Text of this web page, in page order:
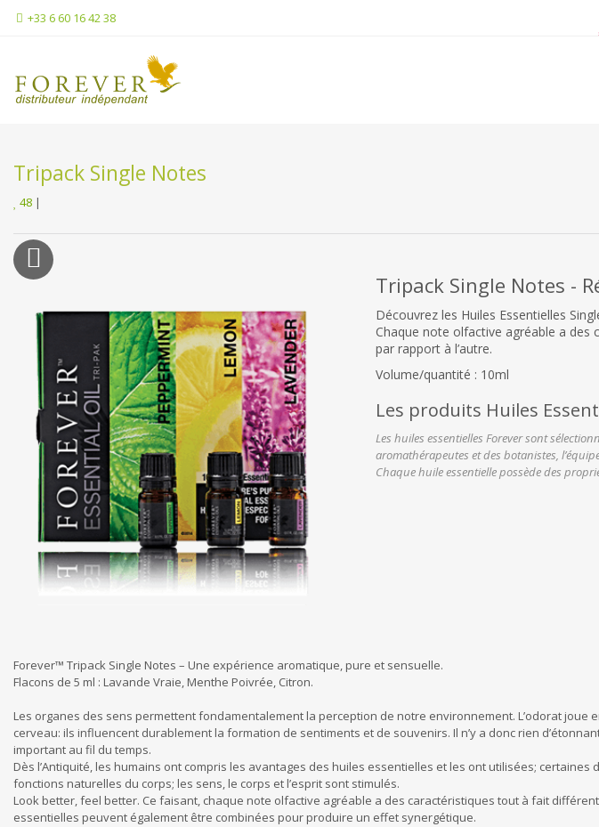
+33 6 60 16 42 38
Tripack Single Notes
48 |
Tripack Single Notes -
Découvrez les Huiles Essentielles
Chaque note olfactive agréable a des
par rapport à l’autre.
Volume/quantité : 10ml
Les produits Huiles
Les huiles essentielles Forever sont
aromathérapeutes et des botanistes,
Chaque huile essentielle possède des
Forever™ Tripack Single Notes – Une expérience aromatique, pure et sensuelle.
Flacons de 5 ml : Lavande Vraie, Menthe Poivrée, Citron.
Les organes des sens permettent fondamentalement la perception de notre environnement. L’odorat
cerveau: ils influencent durablement la formation de sentiments et de souvenirs. Il n’y a donc rien
important au fil du temps.
Dès l’Antiquité, les humains ont compris les avantages des huiles essentielles et les ont utilisées;
fonctions naturelles du corps; les sens, le corps et l’esprit sont stimulés.
Look better, feel better. Ce faisant, chaque note olfactive agréable a des caractéristiques tout à fait
essentielles peuvent également être combinées pour produire un effet synergétique.